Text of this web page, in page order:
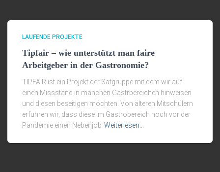
LAUFENDE PROJEKTE
Tipfair – wie unterstützt man faire
Arbeitgeber in der Gastronomie?
TIPFAIR ist ein Projekt der Satgruppe mit dem wir auf
einen Missstand in manchen Gastrbereichen hinweisen
und diesen beseitigen möchten. Von älteren Mitschülern
erfuhren wir, dass diese im Gastrobereich noch vor der
Pandemie einen Nebenjob Weiterlesen…